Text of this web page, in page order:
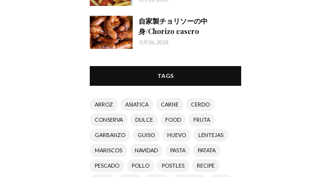
自家製チョリソーの中
身/Chorizo casero
9月 06, 2018
TAGS
ARROZ ASIATICA CARNE CERDO
CONSERVA DULCE FOOD FRUTA
GARBANZO GUISO HUEVO LENTEJAS
MARISCOS NAVIDAD PASTA PATATA
PESCADO POLLO POSTLES RECIPE